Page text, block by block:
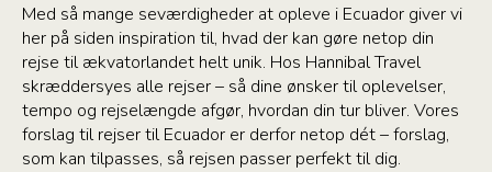
Med så mange seværdigheder at opleve i Ecuador giver vi
her på siden inspiration til, hvad der kan gøre netop din
rejse til ækvatorlandet helt unik. Hos Hannibal Travel
skræddersyes alle rejser – så dine ønsker til oplevelser,
tempo og rejselængde afgør, hvordan din tur bliver. Vores
forslag til rejser til Ecuador er derfor netop dét – forslag,
som kan tilpasses, så rejsen passer perfekt til dig.